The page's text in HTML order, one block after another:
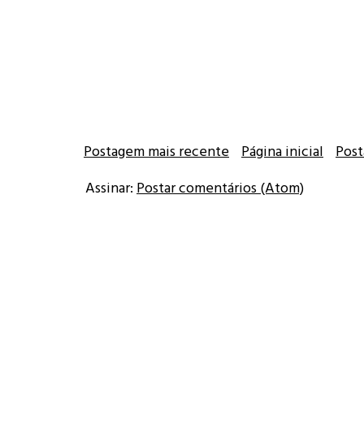
Postagem mais recente Página inicial
Assinar: Postar comentários (Atom)